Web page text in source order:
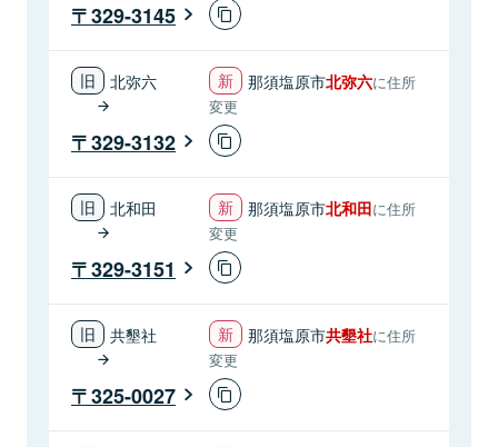
329-3145
北弥六 那須塩原市北弥六に住所
変更
329-3132
北和田 那須塩原市北和田に住所
変更
329-3151
共墾社 那須塩原市共墾社に住所
変更
325-0027